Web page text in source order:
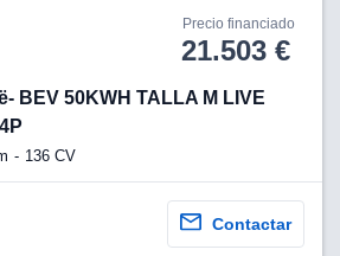
Precio financiado
21.503 €
BEV 50KWH TALLA M LIVE
136 CV
Contactar